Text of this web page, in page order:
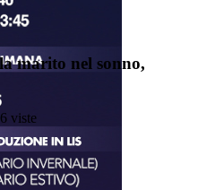
marito nel sonno,
viste